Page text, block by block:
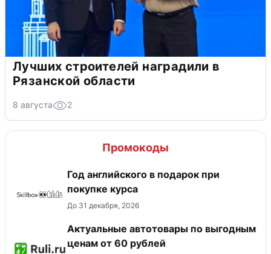
Лучших строителей наградили в
Рязанской области
8 августа 2
Промокоды
Год английского в подарок при
покупке курса
До 31 декабря, 2026
Актуальные автотовары по выгодным
ценам от 60 рублей